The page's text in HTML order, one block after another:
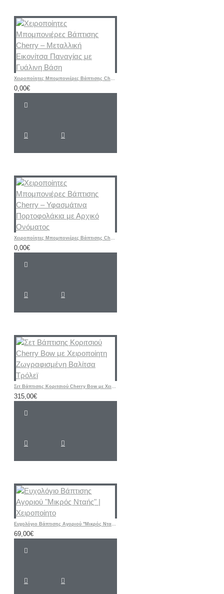
Χειροποίητες Μπομπονιέρες Βάπτισης Cherry – Μεταλλική Εικονίτσα Παναγίας με Γυάλινη Βάση
0,00€
Χειροποίητες Μπομπονιέρες Βάπτισης Cherry – Υφασμάτινα Πορτοφολάκια με Αρχικό Ονόματος
0,00€
Σετ Βάπτισης Κοριτσιού Cherry Bow με Χειροποίητη Ζωγραφισμένη Βαλίτσα Τρόλεϊ
315,00€
Ευχολόγιο Βάπτισης Αγοριού "Μικρός Νταής" | Χειροποίητο
69,00€